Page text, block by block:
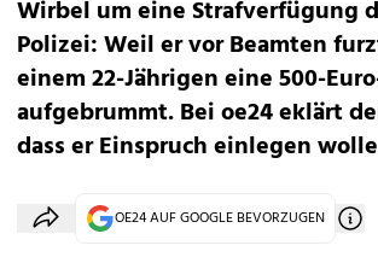
Wirbel um eine Strafverfügung
Polizei: Weil er vor Beamten
einem 22-Jährigen eine 500-
aufgebrummt. Bei oe24 eklärt
dass er Einspruch einlegen
OE24 AUF GOOGLE BEVORZUGEN